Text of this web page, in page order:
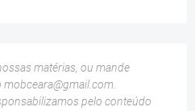
matérias, ou mande
mobceara@gmail.com.
pelo conteúdo